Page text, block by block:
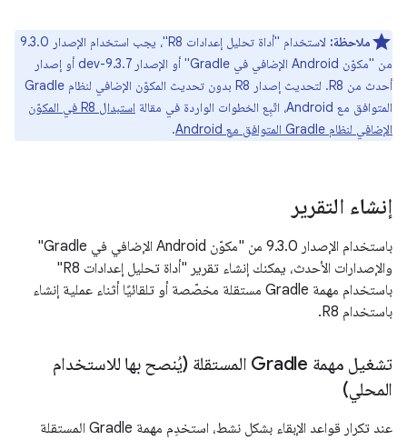
ملاحظة:
لاستخدام "أداة تحليل إعدادات R8"، يجب استخدام الإصدار 9.3.0
من "مكوّن Android الإضافي في Gradle" أو الإصدار 9.3.7-dev أو إصدار
أحدث من R8. لتحديث إصدار R8 بدون تحديث المكوّن الإضافي لنظام Gradle
المتوافق مع Android، اتّبِع الخطوات الواردة في مقالة
استبدال R8 في المكوّن
الإضافي لنظام Gradle المتوافق مع Android
.
إنشاء التقرير
باستخدام الإصدار 9.3.0 من "مكوّن Android الإضافي في Gradle"
والإصدارات الأحدث، يمكنك إنشاء تقرير "أداة تحليل إعدادات R8"
باستخدام مهمة Gradle مستقلة مخصّصة أو تلقائيًا أثناء عملية إنشاء
باستخدام R8.
تشغيل مهمة Gradle المستقلة (يُنصح بها للاستخدام
المحلي)
عند تكرار قواعد الإبقاء بشكل نشط، استخدِم مهمة Gradle المستقلة